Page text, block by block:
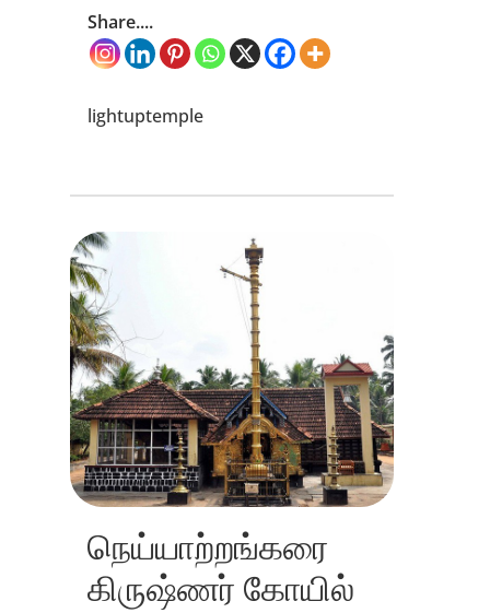
Share....
lightuptemple
நெய்யாற்றங்கரை
கிருஷ்ணர் கோயில்